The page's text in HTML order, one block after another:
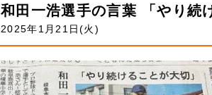
和田一浩選手の言葉 「やり続
2025年1月21日(火)